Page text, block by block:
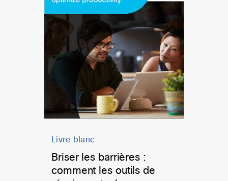
Livre blanc
Briser les barrières :
comment les outils de